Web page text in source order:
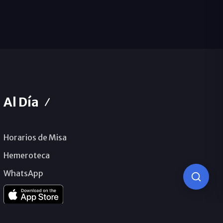
Al Día
Horarios de Misa
Hemeroteca
WhatsApp